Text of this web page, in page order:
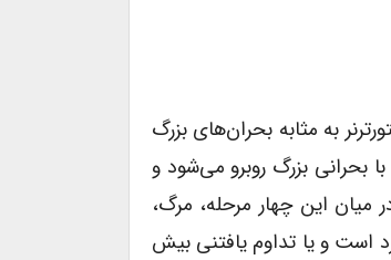
به مثابه بحران‌های بزرگ
بحرانی بزرگ روبرو می‌شود و
میان این چهار مرحله، مرگ،
است و یا تداوم یافتنی بیش